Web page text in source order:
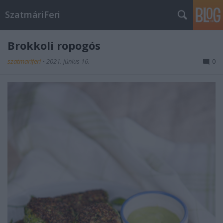
SzatmáriFeri
Brokkoli ropogós
szatmariferi • 2021. június 16. 0